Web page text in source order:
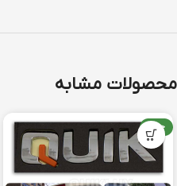
محصولات مشابه
جدید